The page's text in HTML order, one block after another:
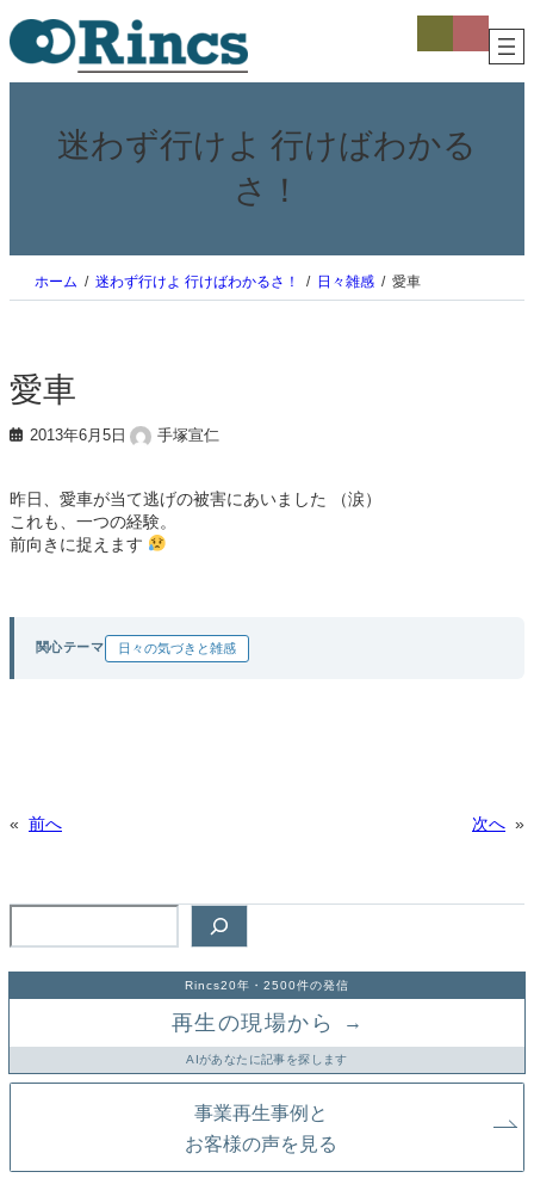
内
容
を
ス
コ
コ
迷わず行けよ 行けばわかる
さ！
ホーム 迷わず行けよ 行けばわかるさ！ 日々雑感 愛車
愛車
2013年6月5日 手塚宣仁
昨日、愛車が当て逃げの被害にあいました （涙）
これも、一つの経験。
前向きに捉えます
関心テーマ 日々の気づきと雑感
« 前へ 次へ »
Rincs20年・2500件の発信
再生の現場から →
AIがあなたに記事を探します
事業再生事例と
お客様の声を見る